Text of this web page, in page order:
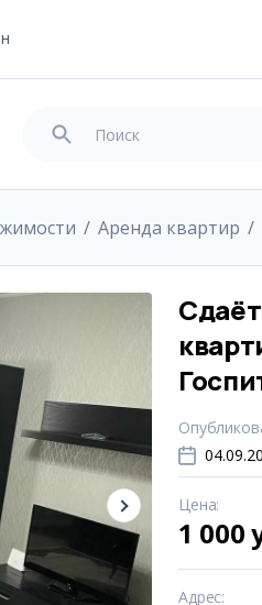
Аренда квартир
Цена:
1 000
Адрес: